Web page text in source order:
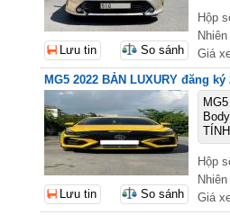
Hộp
Giá
Lưu tin So sánh
MG5 2022 BẢN LUXURY đăng ký
Hộp
Giá
Lưu tin So sánh